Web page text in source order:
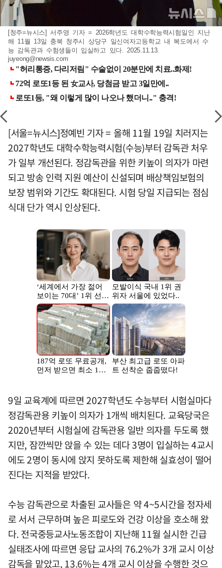
[청주=뉴시스] 서주영 기자 = 2026학년도 대학수학능력시험일인 지난
해 11월 13일 충북 청주시 상당구 일신여자고등학교 내 복도에서 수
능 감독관과 수험생들이 입실하고 있다. 2025.11.13.
juyeong@newsis.com
[서울=뉴시스]정예빈 기자 = 올해 11월 19일 치러지는
2027학년도 대학수학능력시험(수능)부터 감독관 처우
가 일부 개선된다. 정감독관을 위한 키높이 의자가 마련
되고 방송 인력 지원 예산이 신설되며 배상책임보험의
보장 범위와 기간도 확대된다. 시험 당일 지급되는 점심
식대 단가 역시 인상된다.
9일 교육계에 따르면 2027학년도 수능부터 시험실마다
정감독관용 키높이 의자가 1개씩 배치된다. 교육당국은
2020년부터 시험실에 감독관용 일반 의자를 두도록 했
지만, 잠깐씩만 앉을 수 있는 데다 3명이 입실하는 4교시
에도 2명이 동시에 앉지 못하도록 제한해 실효성이 떨어
진다는 지적을 받았다.
수능 감독관으로 차출된 교사들은 약 4~5시간을 정자세
로 서서 근무하며 높은 피로도와 건강 이상을 호소해 왔
다. 전국중등교사노동조합이 지난해 11월 실시한 긴급
실태조사에 따르면 응답 교사의 76.2%가 3개 교시 이상
감독을 맡았고, 13.6%는 4개 교시 이상을 수행한 것으